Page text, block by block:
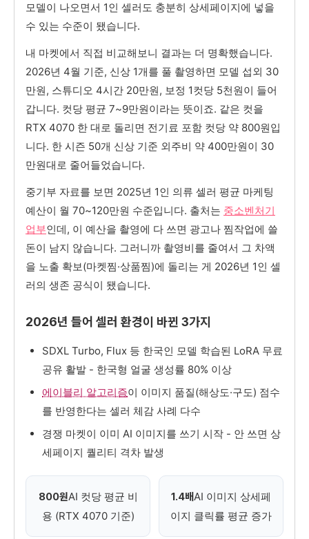
모델이 나오면서 1인 셀러도 충분히 상세페이지에 넣을
수 있는 수준이 됐습니다.
내 마켓에서 직접 비교해보니 결과는 더 명확했습니다.
2026년 4월 기준, 신상 1개를 풀 촬영하면 모델 섭외 30
만원, 스튜디오 4시간 20만원, 보정 1컷당 5천원이 들어
갑니다. 컷당 평균 7~9만원이라는 뜻이죠. 같은 컷을
RTX 4070 한 대로 돌리면 전기료 포함 컷당 약 800원입
니다. 한 시즌 50개 신상 기준 외주비 약 400만원이 30
만원대로 줄어들었습니다.
중기부 자료를 보면 2025년 1인 의류 셀러 평균 마케팅
예산이 월 70~120만원 수준입니다. 출처는 중소벤처기
업부인데, 이 예산을 촬영에 다 쓰면 광고나 찜작업에 쓸
돈이 남지 않습니다. 그러니까 촬영비를 줄여서 그 차액
을 노출 확보(마켓찜·상품찜)에 돌리는 게 2026년 1인 셀
러의 생존 공식이 됐습니다.
2026년 들어 셀러 환경이 바뀐 3가지
SDXL Turbo, Flux 등 한국인 모델 학습된 LoRA 무료
공유 활발 - 한국형 얼굴 생성률 80% 이상
에이블리 알고리즘이 이미지 품질(해상도·구도) 점수
를 반영한다는 셀러 체감 사례 다수
경쟁 마켓이 이미 AI 이미지를 쓰기 시작 - 안 쓰면 상
세페이지 퀄리티 격차 발생
800원AI 컷당 평균 비
용 (RTX 4070 기준)
1.4배AI 이미지 상세페
이지 클릭률 평균 증가